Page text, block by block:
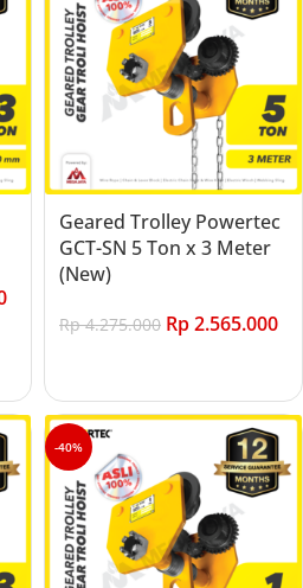
Geared Trolley Powertec
GCT-SN 5 Ton x 3 Meter
(New)
Rp4.275.000 Rp2.565.000
-40%